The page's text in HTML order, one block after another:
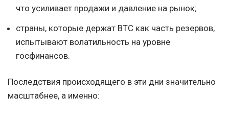
что усиливает продажи и давление на рынок;
страны, которые держат BTC как часть резервов,
испытывают волатильность на уровне
госфинансов.
Последствия происходящего в эти дни значительно
масштабнее, а именно: